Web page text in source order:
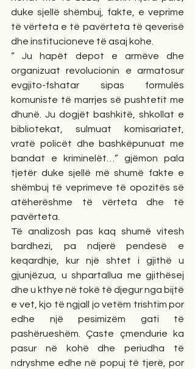
duke sjellë shëmbuj, fakte, e veprime
të vërteta e të pavërteta të qeverisë
dhe institucioneve të asaj kohe.
“ Ju hapët depot e armëve dhe
organizuat revolucionin e armatosur
evgjito-fshatar sipas formulës
komuniste të marrjes së pushtetit me
dhunë. Ju dogjët bashkitë, shkollat e
bibliotekat, sulmuat komisariatet,
vratë policët dhe bashkëpunuat me
bandat e kriminelët…” gjëmon pala
tjetër duke sjellë më shumë fakte e
shëmbuj të veprimeve të opozitës së
atëherëshme të vërteta dhe të
pavërteta.
Të analizosh pas kaq shumë vitesh
bardhezi, pa ndjerë pendesë e
keqardhje, kur një shtet i gjithë u
gjunjëzua, u shpartallua me gjithësej
dhe u kthye në tokë të djegur nga bijtë
e vet, kjo të ngjall jo vetëm trishtim por
edhe një pesimizëm gati të
pashërueshëm. Çaste çmendurie ka
pasur në kohë dhe periudha të
ndryshme edhe në popuj të tjerë, por